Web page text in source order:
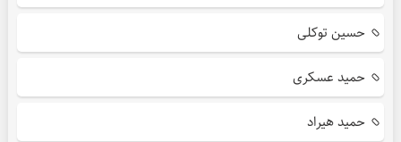
حسین توکلی
حمید عسکری
حمید هیراد